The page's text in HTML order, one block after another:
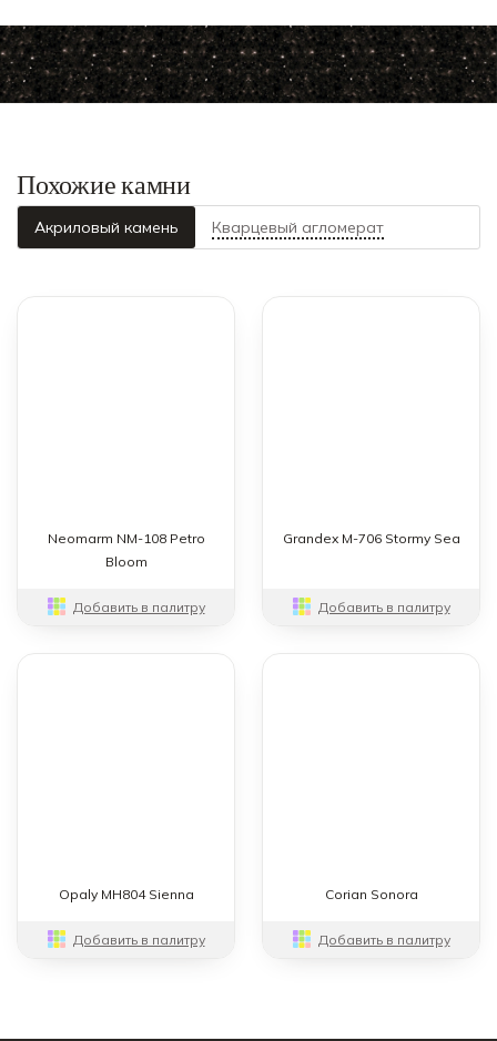
Похожие камни
Акриловый камень Кварцевый агломерат
Neomarm NM-108 Petro
Bloom
Добавить в палитру
Grandex M-706 Stormy Sea
Добавить в палитру
Opaly MH804 Sienna
Добавить в палитру
Corian Sonora
Добавить в палитру